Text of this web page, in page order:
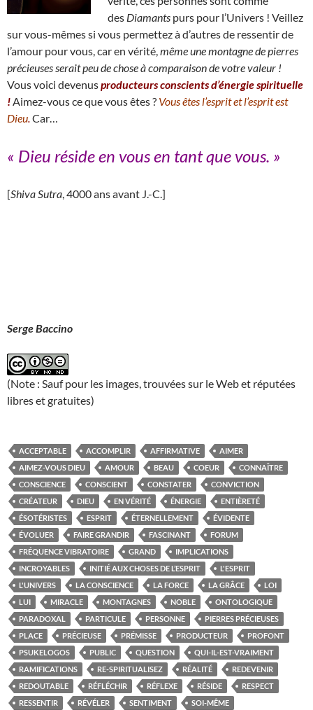
des Diamants purs pour l’Univers ! Veillez
sur vous-mêmes si vous permettez à d’autres de ressentir de
l’amour pour vous, car en vérité, même une montagne de pierres
précieuses serait peu de chose à comparaison de votre valeur !
Vous voici devenusproducteurs conscients d’énergie spirituelle
! Aimez-vous ce que vous êtes ? Vous êtes l’esprit et l’esprit est
Dieu Car…
« Dieu réside en vous en tant que vous. »
[Shiva Sutra , 4000 ans avant J.-C.]
Serge Baccino
(Note : Sauf pour les images, trouvées sur le Web et réputées
libres et gratuites)
ACCEPTABLE ACCOMPLIR AFFIRMATIVE
AIMER
AIMEZ-VOUS DIEU
AMOUR BEAU COEUR
CONNAÎTRE
CONSCIENCE
CONSCIENT CONSTATER
CONVICTION
CRÉATEUR
DIEU EN VÉRITÉ ÉNERGIE
ENTIÈRETÉ
ÉSOTÉRISTES
ESPRIT ÉTERNELLEMENT
ÉVIDENTE
ÉVOLUER
FAIRE GRANDIR FASCINANT
FORUM
FRÉQUENCE VIBRATOIRE
GRAND
IMPLICATIONS
INCROYABLES
INITIÉ AUX CHOSES DE L’ESPRIT
L'ESPRIT
L'UNIVERS
LA CONSCIENCE LA FORCE LA GRÂCE
LOI
LUI
MIRACLE MONTAGNES NOBLE
ONTOLOGIQUE
PARADOXAL
PARTICULE PERSONNE
PIERRES PRÉCIEUSES
PLACE
PRÉCIEUSE PRÉMISSE PRODUCTEUR
PROFONT
PSUKELOGOS
PUBLIC QUESTION
QUI-IL-EST-VRAIMENT
RAMIFICATIONS
RE-SPIRITUALISEZ RÉALITÉ
REDEVENIR
REDOUTABLE
RÉFLÉCHIR RÉFLEXE RÉSIDE
RESPECT
RESSENTIR
RÉVÉLER SENTIMENT
SOI-MÊME